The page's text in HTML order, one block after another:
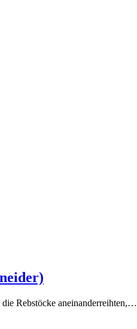
die Rebstöcke aneinanderreihten,…